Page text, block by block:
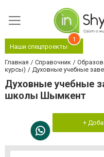
Наши спецпроекты
1
Главная Справочник
курсы)
Духовные учебные
Духовные учебные
школы Шымкент
+